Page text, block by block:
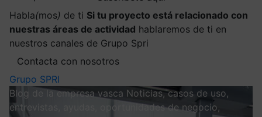
Habla(mos) de ti Si tu proyecto está relacionado con
nuestras áreas de actividad hablaremos de ti en
nuestros canales de Grupo Spri
Contacta con nosotros
Grupo SPRI
Blog de la empresa vasca Noticias, casos de uso,
entrevistas, ayudas, oportunidades de negocio,